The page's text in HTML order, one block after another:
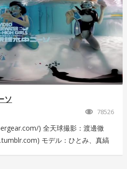
movies/4fcb52df-b1c8-41ba-
ソ
78526
) 全天球撮影：渡邊徹
モデル：ひとみ、真縞